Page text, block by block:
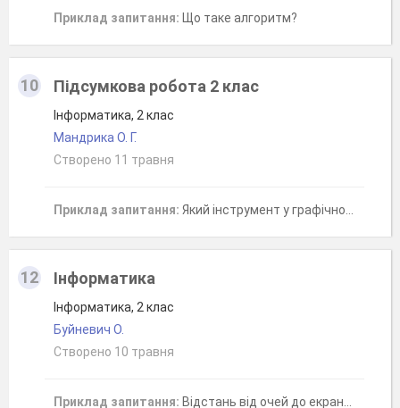
Приклад запитання: Що таке алгоритм?
10 Підсумкова робота 2 клас
Інформатика, 2 клас
Мандрика О. Г.
Створено 11 травня
Приклад запитання: Який інструмент у графічному редакторі Paint дозволяє зафарбувати фігуру повністю одним кольором?
12 Інформатика
Інформатика, 2 клас
Буйневич О.
Створено 10 травня
Приклад запитання: Відстань від очей до екрану монітору має бути не менше...